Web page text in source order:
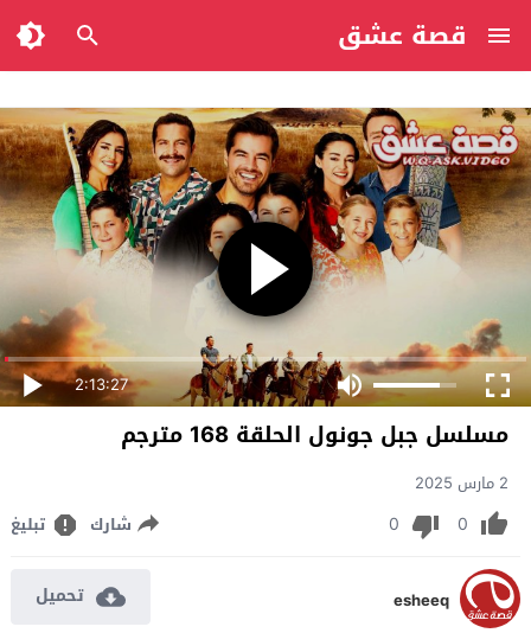
قصة عشق
2:13:27
مسلسل جبل جونول الحلقة 168 مترجم
2 مارس 2025
0
0 شارك تبليغ
esheeq تحميل